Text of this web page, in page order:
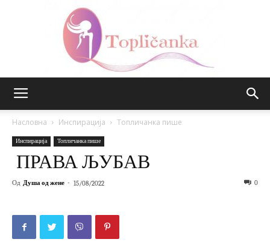
Насловна Инспирација Топличанка пише
Инспирација Топличанка пише
ПРАВА ЉУБАВ
Од Душа од жене - 15/08/2022 0